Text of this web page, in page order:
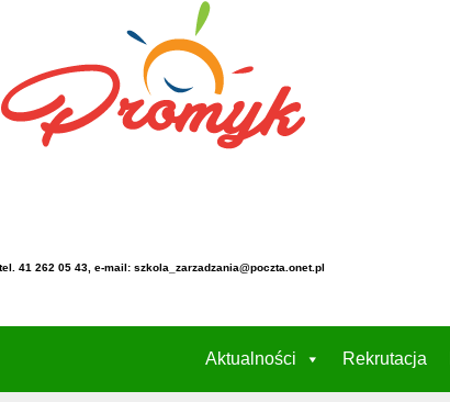
41 262 05 43, e-mail: szkola_zarzadzania@poczta.onet.pl
Aktualności Rekrutacja